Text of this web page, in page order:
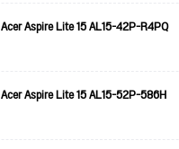
Acer Aspire Lite 15 AL15-42P-R4PQ
Acer Aspire Lite 15 AL15-52P-586H